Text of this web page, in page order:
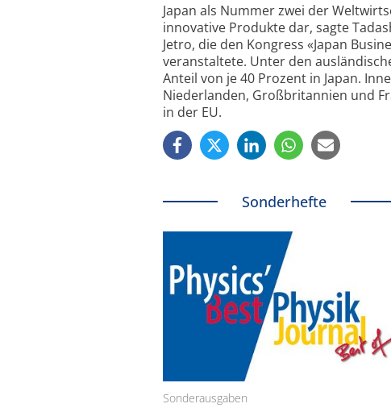
Japan als Nummer zwei der
innovative Produkte dar, sagte
Jetro, die den Kongress «Japan
veranstaltete. Unter den
Anteil von je 40 Prozent in Japan.
Niederlanden, Großbritannien und
in der EU.
Sonderhefte
Sonderausgaben